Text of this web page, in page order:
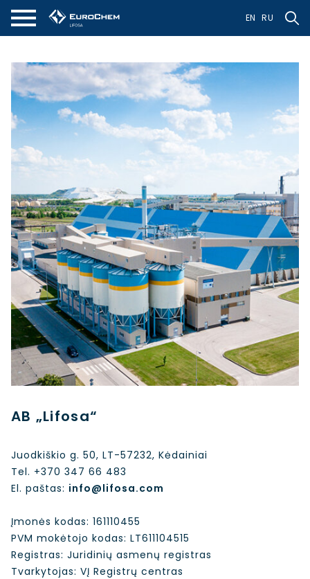
AB „Lifosa“
Juodkiškio g. 50, LT-57232, Kėdainiai
Tel. +370 347 66 483
El. paštas: info@lifosa.com
Įmonės kodas: 161110455
PVM mokėtojo kodas: LT611104515
Registras: Juridinių asmenų registras
Tvarkytojas: VĮ Registrų centras
EN RU